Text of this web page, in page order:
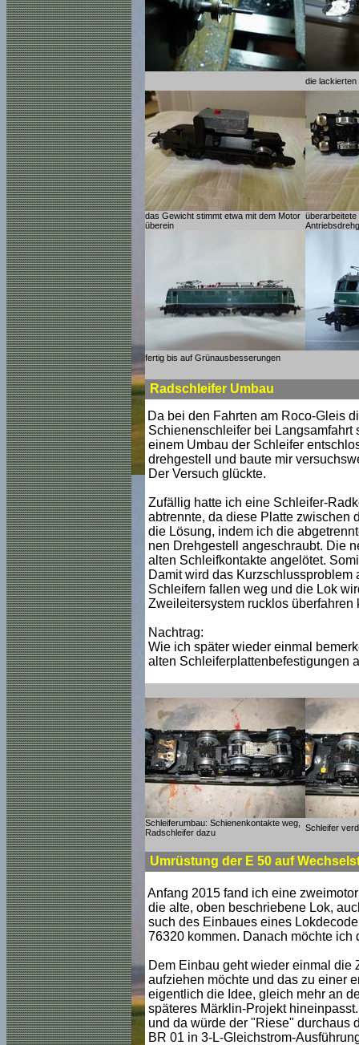
die
das Gewicht stimmt etwa mit dem Motor
überein
überarbeitete
fertig bis auf Grünausbesserungen
Radschleifer Umbau
Da bei den Fahrten am Roco-Gleis
Schienenschleifer bei
einem Umbau der Schleifer
drehgestell und baute mir
Der Versuch glückte.
Zufällig hatte ich eine Schleifer-
abtrennte, da diese Platte zwischen
die Lösung, indem ich die
nen Drehgestell angeschraubt. Die
alten Schleifkontakte angelötet.
Damit wird das
Schleifern fallen weg und die Lok
Zweileitersystem rucklos überfahren
Nachtrag:
Wie ich später wieder einmal
alten Schleiferplattenbefestigungen
Schleiferumbau: Schienenkontakte weg,
Radschleifer dazu
Schleifer
Umrüstung der E 50 auf
Anfang 2015 fand ich eine
die alte, oben beschriebene Lok,
such des Einbaues eines
76320 kommen. Danach möchte
Dem Einbau geht wieder einmal die
aufziehen möchte und das zu einer
eigentlich die Idee, gleich mehr an
späteres Märklin-Projekt
und da würde der "Riese" durchaus
BR 01 in 3-L-Gleichstrom-